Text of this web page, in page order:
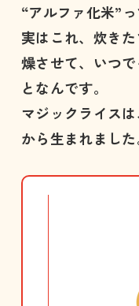
“アルファ化米”
実はこれ、炊き
燥させて、 いつ
となんです。
マジックライス
から生まれました